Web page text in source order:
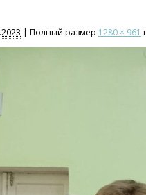
| Полный размер 1280 × 961